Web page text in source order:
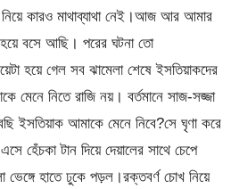
নিয়ে কারও মাথাব্যাথা নেই।আজ আর আমার
বসে আছি। পরের ঘটনা তো
হয়ে গেল সব ঝামেলা শেষে ইসতিয়াকদের
মেনে নিতে রাজি নয়। বর্তমানে সাজ-সজ্জা
ইসতিয়াক আমাকে মেনে নিবে?সে ঘৃণা করে
হেঁচকা টান দিয়ে দেয়ালের সাথে চেপে
ভেঙ্গে হাতে ঢুকে পড়ল।রক্তবর্ণ চোখ নিয়ে